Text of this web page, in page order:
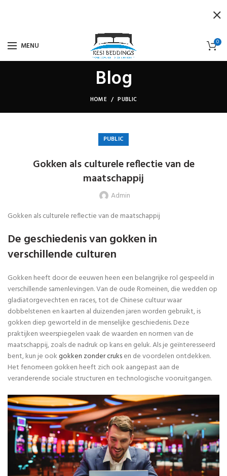
MENU 0
Blog
HOME PUBLIC
PUBLIC
Gokken als culturele reflectie van de
maatschappij
Admin
Gokken als culturele reflectie van de maatschappij
De geschiedenis van gokken in
verschillende culturen
Gokken heeft door de eeuwen heen een belangrijke rol gespeeld in
verschillende samenlevingen. Van de oude Romeinen, die wedden op
gladiatorgevechten en races, tot de Chinese cultuur waar
dobbelstenen en kaarten al duizenden jaren worden gebruikt, is
gokken diep geworteld in de menselijke geschiedenis. Deze
praktijken weerspiegelen vaak de waarden en normen van de
maatschappij, zoals de nadruk op kans en geluk. Als je geïnteresseerd
bent, kun je ook gokken zonder cruksen de voordelen ontdekken.
Het fenomeen gokken heeft zich ook aangepast aan de
veranderende sociale structuren en technologische vooruitgangen.